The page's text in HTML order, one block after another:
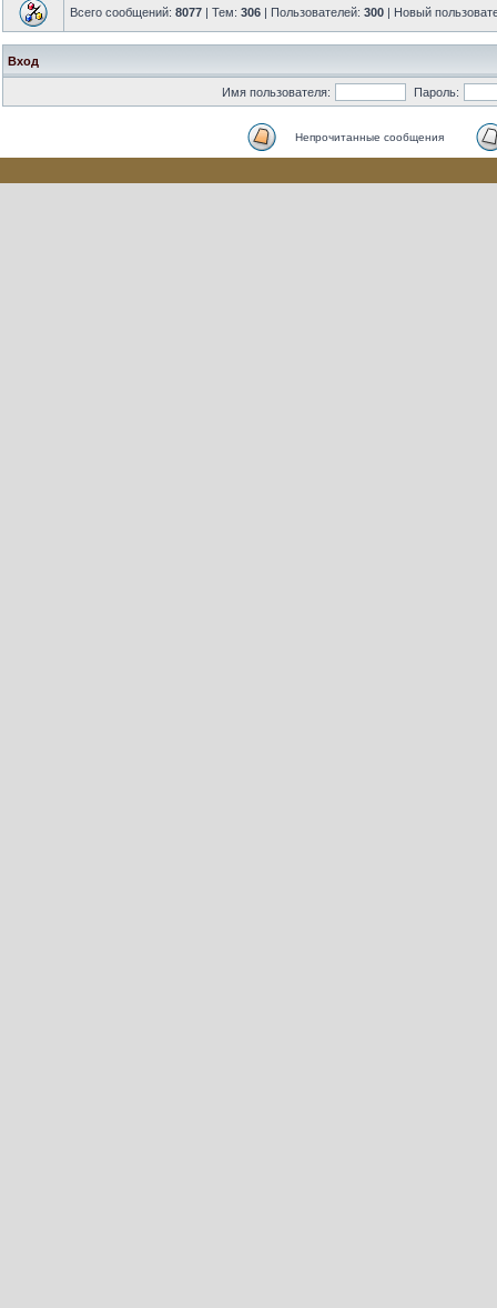
Всего сообщений: 8077 | Тем: 306 | Пользователей: 300 | Новый
Вход
Имя пользователя: Пароль:
Непрочитанные сообщения